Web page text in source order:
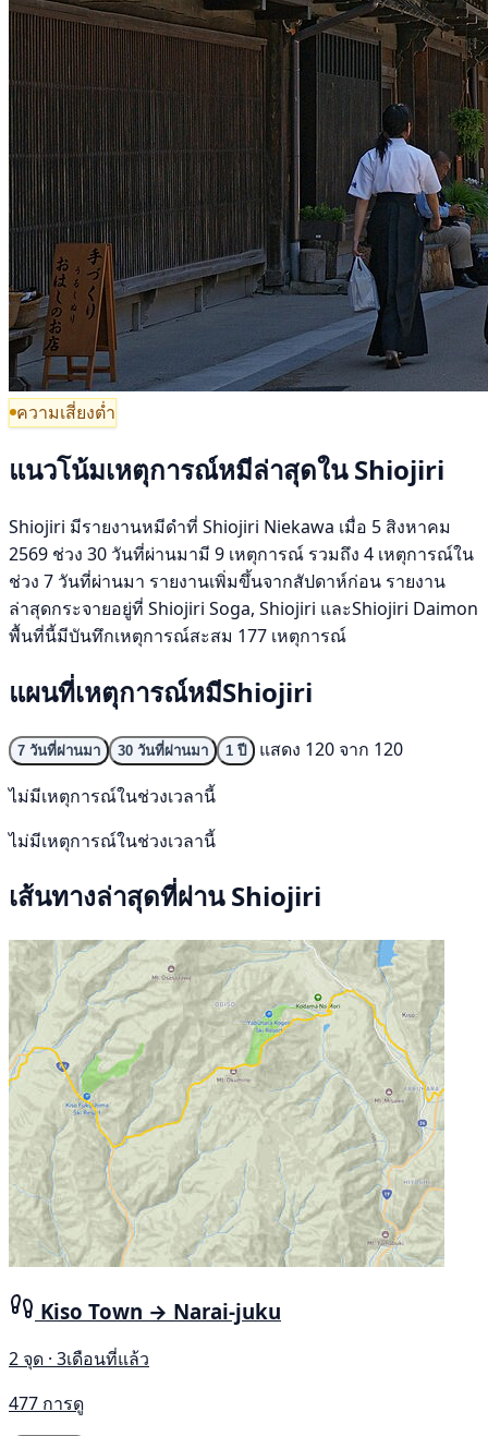
ความเสี่ยงต่ำ
แนวโน้มเหตุการณ์หมีล่าสุดใน Shiojiri
Shiojiri มีรายงานหมีดำที่ Shiojiri Niekawa เมื่อ 5 สิงหาคม
2569 ช่วง 30 วันที่ผ่านมามี 9 เหตุการณ์ รวมถึง 4 เหตุการณ์ใน
ช่วง 7 วันที่ผ่านมา รายงานเพิ่มขึ้นจากสัปดาห์ก่อน รายงาน
ล่าสุดกระจายอยู่ที่ Shiojiri Soga, Shiojiri และShiojiri Daimon
พื้นที่นี้มีบันทึกเหตุการณ์สะสม 177 เหตุการณ์
แผนที่เหตุการณ์หมีShiojiri
7 วันที่ผ่านมา 30 วันที่ผ่านมา 1 ปี
แสดง 120 จาก 120
ไม่มีเหตุการณ์ในช่วงเวลานี้
ไม่มีเหตุการณ์ในช่วงเวลานี้
เส้นทางล่าสุดที่ผ่าน Shiojiri
Kiso Town → Narai-juku
2 จุด · 3เดือนที่แล้ว
477 การดู